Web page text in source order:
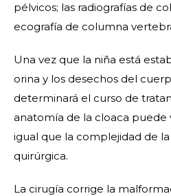
pélvicos; las radiografías de
ecografía de columna
Una vez que la niña está
orina y los desechos del
determinará el curso de
anatomía de la cloaca puede
igual que la complejidad de
quirúrgica.
La cirugía corrige la